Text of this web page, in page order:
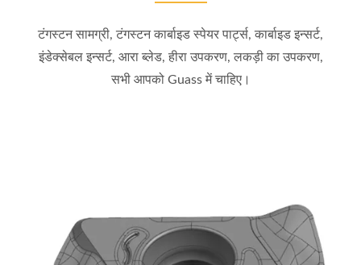
टंगस्टन सामग्री, टंगस्टन कार्बाइड स्पेयर पार्ट्स, कार्बाइड इन्सर्ट,
इंडेक्सेबल इन्सर्ट, आरा ब्लेड, हीरा उपकरण, लकड़ी का उपकरण,
सभी आपको Guass में चाहिए।